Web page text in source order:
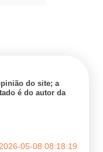
do site; a
é do autor da
05-08 08:18:19